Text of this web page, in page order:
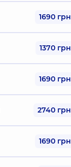
1690 грн
1370 грн
1690 грн
2740 грн
1690 грн